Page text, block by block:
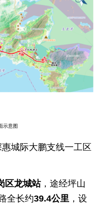
示意图
城际大鹏支线一工区
区龙城站，途经坪山
全长约39.4公里 ，设